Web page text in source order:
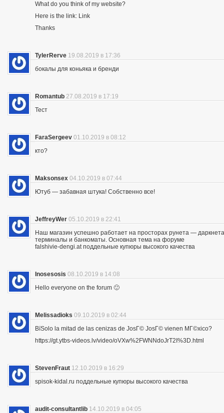
What do you think of my website?
Here is the link: Link
Thanks
TylerRerve 19.08.2019 в 17:36
бокалы для коньяка и бренди
Romantub 27.08.2019 в 17:19
Тест
FaraSergeev 01.10.2019 в 08:12
кто?
Maksonsex 04.10.2019 в 07:44
Ютуб — забавная штука! Собственно все!
JeffreyWer 05.10.2019 в 22:41
Наш магазин успешно работает на просторах рунета —
терминалы и банкоматы. Основная тема на форуме
falshivie-dengi.at поддельные купюры высокого качества
Inosesosis 08.10.2019 в 14:08
Hello everyone on the forum 🙂
Melissadioks 09.10.2019 в 02:44
ВїSolo la mitad de las cenizas de JosГ© JosГ© vienen MГ©xico?
https://gt.ytbs-videos.lv/video/oVXw%2FWNNdoJrT2I%3D.html
StevenFraut 12.10.2019 в 16:29
spisok-kidal.ru поддельные купюры высокого качества
audit-consultantlib 14.10.2019 в 04:05